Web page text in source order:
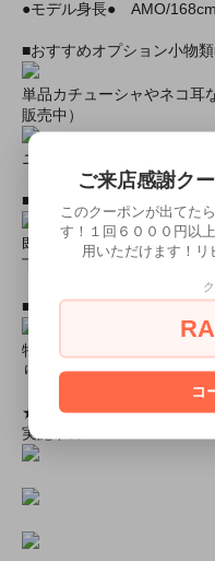
●モデル身長● AMO/168cm
■おすすめオプション小物
単品カチューシャやネコ耳
販売中）
ニーハイソックス、タイツ
■すぐに商品が欲しい！！と
即日配達商品一覧がござい
下さいませ。
■とにかく安くて高品質な
特別割引商品を掲載してい
りします！
★ミアカフェ・ミアリラで
実施中★
ご来店感謝ク
このクーポンが出てた
す！１回６０００円以
用いただけます！リ
コ